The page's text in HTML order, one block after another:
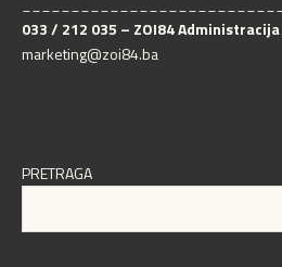
033 / 212 035 – ZOI84 Administracija
marketing@zoi84.ba
PRETRAGA